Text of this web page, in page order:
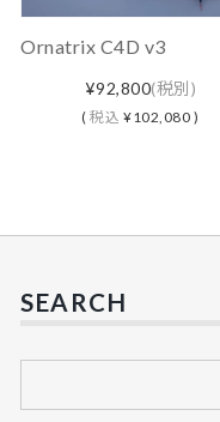
Ornatrix C4D v3
¥92,800(税別)
(税込 ¥102,080 )
SEARCH